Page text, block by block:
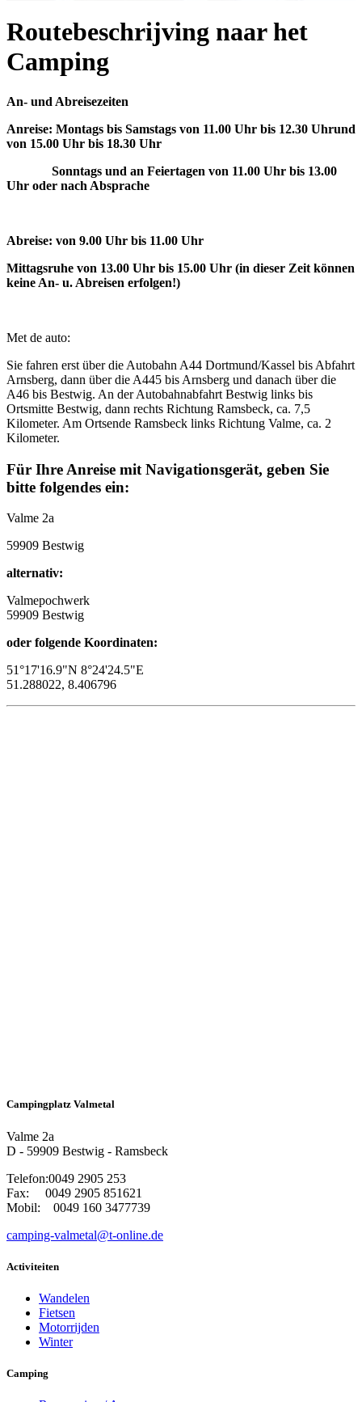
Routebeschrijving naar het
Camping
An- und Abreisezeiten
Anreise: Montags bis Samstags von 11.00 Uhr bis 12.30 Uhrund
von 15.00 Uhr bis 18.30 Uhr
Sonntags und an Feiertagen von 11.00 Uhr bis 13.00
Uhr oder nach Absprache
Abreise: von 9.00 Uhr bis 11.00 Uhr
Mittagsruhe von 13.00 Uhr bis 15.00 Uhr (in dieser Zeit können
keine An- u. Abreisen erfolgen!)
Met de auto:
Sie fahren erst über die Autobahn A44 Dortmund/Kassel bis Abfahrt
Arnsberg, dann über die A445 bis Arnsberg und danach über die
A46 bis Bestwig. An der Autobahnabfahrt Bestwig links bis
Ortsmitte Bestwig, dann rechts Richtung Ramsbeck, ca. 7,5
Kilometer. Am Ortsende Ramsbeck links Richtung Valme, ca. 2
Kilometer.
Für Ihre Anreise mit Navigationsgerät, geben Sie
bitte folgendes ein:
Valme 2a
59909 Bestwig
alternativ:
Valmepochwerk
59909 Bestwig
oder folgende Koordinaten:
51°17'16.9"N 8°24'24.5"E
51.288022, 8.406796
Campingplatz Valmetal
Valme 2a
D - 59909 Bestwig - Ramsbeck
Telefon:0049 2905 253
Fax: 0049 2905 851621
Mobil: 0049 160 3477739
camping-valmetal@t-online.de
Activiteiten
Wandelen
Fietsen
Motorrijden
Winter
Camping